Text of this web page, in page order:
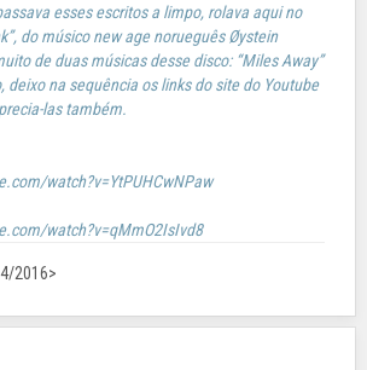
esses escritos a limpo, rolava aqui no
do músico new age norueguêsØystein
de duas músicas desse disco: “Miles Away”
deixo na sequência os links do site do Youtube
las também.
watch?v=YtPUHCwNPaw
watch?v=qMmO2IsIvd8
2016>